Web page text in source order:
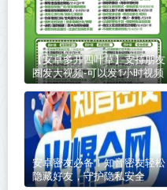
【安卓多开四叶草】支持朋友
圈发大视频-可以发1小时视频
安卓密友必备！知音密友轻松
隐藏好友，守护隐私安全